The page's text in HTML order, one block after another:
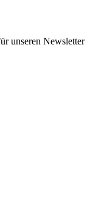
unseren Newsletter